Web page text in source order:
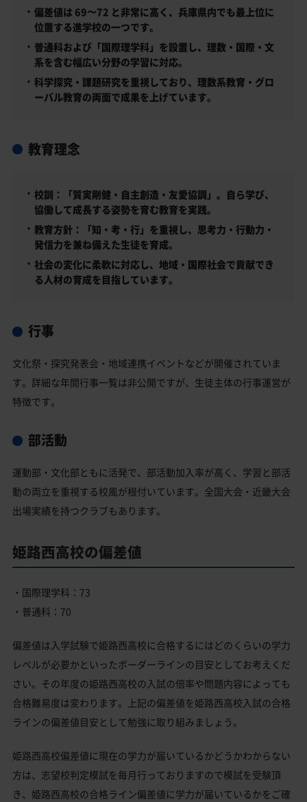
偏差値は 69〜72 と非常に高く、兵庫県内でも最上位に
位置する進学校の一つです。
普通科および「国際理学科」を設置し、理数・国際・文
系を含む幅広い分野の学習に対応。
科学探究・課題研究を重視しており、理数系教育・グロ
ーバル教育の両面で成果を上げています。
教育理念
校訓：「質実剛健・自主創造・友愛協調」。自ら学び、
協働して成長する姿勢を育む教育を実践。
教育方針：「知・考・行」を重視し、思考力・行動力・
発信力を兼ね備えた生徒を育成。
社会の変化に柔軟に対応し、地域・国際社会で貢献でき
る人材の育成を目指しています。
行事
文化祭・探究発表会・地域連携イベントなどが開催されていま
す。詳細な年間行事一覧は非公開ですが、生徒主体の行事運営が
特徴です。
部活動
運動部・文化部ともに活発で、部活動加入率が高く、学習と部活
動の両立を重視する校風が根付いています。全国大会・近畿大会
出場実績を持つクラブもあります。
姫路西高校の偏差値
・国際理学科：73
・普通科：70
偏差値は入学試験で姫路西高校に合格するにはどのくらいの学力
レベルが必要かといったボーダーラインの目安としてお考えくだ
さい。その年度の姫路西高校の入試の倍率や問題内容によっても
合格難易度は変わります。上記の偏差値を姫路西高校入試の合格
ラインの偏差値目安として勉強に取り組みましょう。
姫路西高校偏差値に現在の学力が届いているかどうかわからない
方は、志望校判定模試を毎月行っておりますので模試を受験頂
き、姫路西高校の合格ライン偏差値に学力が届いているかをご確